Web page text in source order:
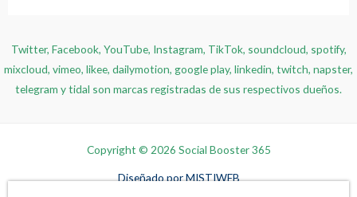
Twitter, Facebook, YouTube, Instagram, TikTok, soundcloud, spotify,
mixcloud, vimeo, likee, dailymotion, google play, linkedin, twitch, napster,
telegram y tidal son marcas registradas de sus respectivos dueños.
Copyright © 2026 Social Booster 365
Diseñado porMISTIWEB